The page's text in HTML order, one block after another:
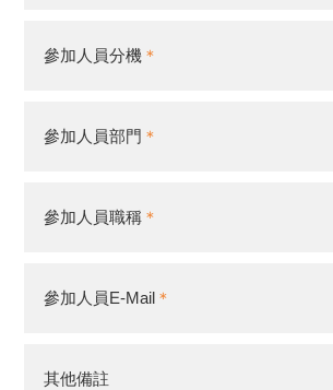
參加人員分機
參加人員部門
參加人員職稱
參加人員E-Mail
其他備註